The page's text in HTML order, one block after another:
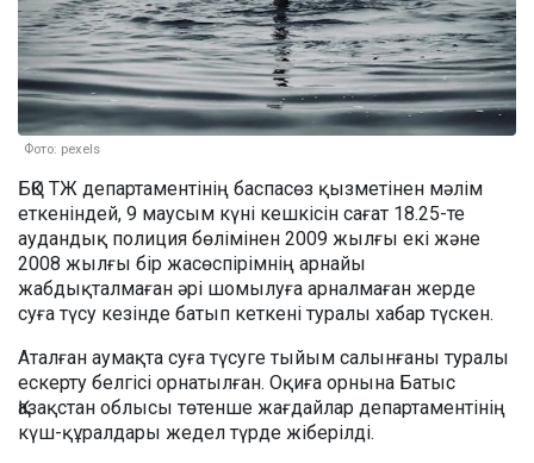
Фото: pexels
БҚО ТЖ департаментінің баспасөз қызметінен мәлім
еткеніндей, 9 маусым күні кешкісін сағат 18.25-те
аудандық полиция бөлімінен 2009 жылғы екі және
2008 жылғы бір жасөспірімнің арнайы
жабдықталмаған әрі шомылуға арналмаған жерде
суға түсу кезінде батып кеткені туралы хабар түскен.
Аталған аумақта суға түсуге тыйым салынғаны туралы
ескерту белгісі орнатылған. Оқиға орнына Батыс
Қазақстан облысы төтенше жағдайлар департаментінің
күш-құралдары жедел түрде жіберілді.